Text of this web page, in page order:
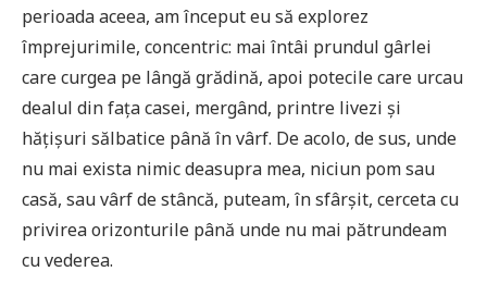
perioada aceea, am început eu să explorez
împrejurimile, concentric: mai întâi prundul gârlei
care curgea pe lângă grădină, apoi potecile care urcau
dealul din fața casei, mergând, printre livezi și
hățișuri sălbatice până în vârf. De acolo, de sus, unde
nu mai exista nimic deasupra mea, niciun pom sau
casă, sau vârf de stâncă, puteam, în sfârșit, cerceta cu
privirea orizonturile până unde nu mai pătrundeam
cu vederea.